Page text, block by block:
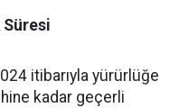
itibarıyla yürürlüğe
kadar geçerli